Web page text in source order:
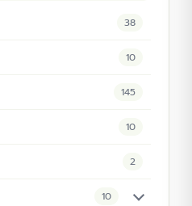
38
10
145
10
2
10